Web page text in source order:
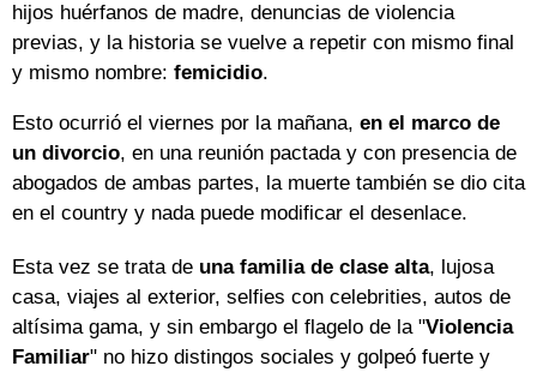
hijos huérfanos de madre, denuncias de violencia
previas, y la historia se vuelve a repetir con mismo final
y mismo nombre: femicidio.
Esto ocurrió el viernes por la mañana, en el marco de
un divorcio, en una reunión pactada y con presencia de
abogados de ambas partes, la muerte también se dio cita
en el country y nada puede modificar el desenlace.
Esta vez se trata de una familia de clase alta, lujosa
casa, viajes al exterior, selfies con celebrities, autos de
altísima gama, y sin embargo el flagelo de la "Violencia
Familiar" no hizo distingos sociales y golpeó fuerte y